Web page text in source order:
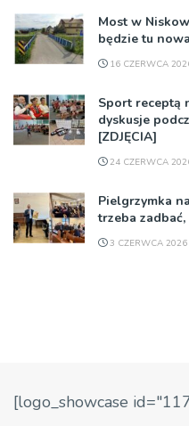
Most w
będzie tu
16 CZERWCA
Sport receptą
dyskusje
[ZDJĘCIA]
24 CZERWCA
Pielgrzymka
trzeba zadbać,
3 CZERWCA 2026
[logo_showcase